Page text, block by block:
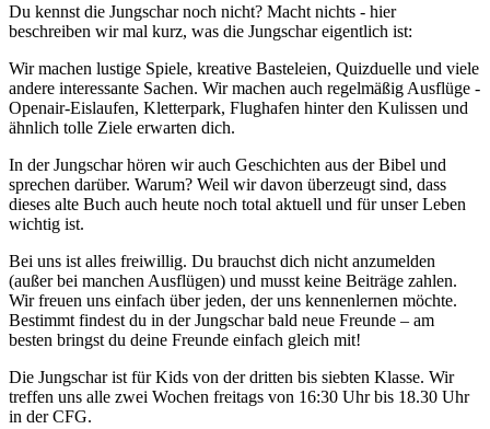
Du kennst die Jungschar noch nicht? Macht nichts - hier
beschreiben wir mal kurz, was die Jungschar eigentlich ist:
Wir machen lustige Spiele, kreative Basteleien, Quizduelle und viele
andere interessante Sachen. Wir machen auch regelmäßig Ausflüge -
Openair-Eislaufen, Kletterpark, Flughafen hinter den Kulissen und
ähnlich tolle Ziele erwarten dich.
In der Jungschar hören wir auch Geschichten aus der Bibel und
sprechen darüber. Warum? Weil wir davon überzeugt sind, dass
dieses alte Buch auch heute noch total aktuell und für unser Leben
wichtig ist.
Bei uns ist alles freiwillig. Du brauchst dich nicht anzumelden
(außer bei manchen Ausflügen) und musst keine Beiträge zahlen.
Wir freuen uns einfach über jeden, der uns kennenlernen möchte.
Bestimmt findest du in der Jungschar bald neue Freunde – am
besten bringst du deine Freunde einfach gleich mit!
Die Jungschar ist für Kids von der dritten bis siebten Klasse. Wir
treffen uns alle zwei Wochen freitags von 16:30 Uhr bis 18.30 Uhr
in der CFG.